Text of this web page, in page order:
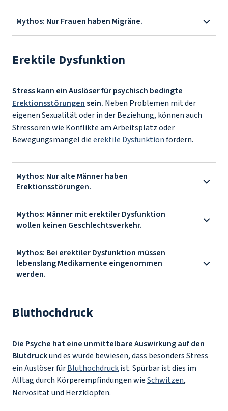
Mythos: Nur Frauen haben Migräne.
Erektile Dysfunktion
Stress kann ein Auslöser für psychisch bedingte
Erektionsstörungensein. Neben Problemen mit der
eigenen Sexualität oder in der Beziehung, können auch
Stressoren wie Konflikte am Arbeitsplatz oder
Bewegungsmangel dieerektile Dysfunktionfördern.
Mythos: Nur alte Männer haben
Erektionsstörungen.
Mythos: Männer mit erektiler Dysfunktion
wollen keinen Geschlechtsverkehr.
Mythos: Bei erektiler Dysfunktion müssen
lebenslang Medikamente eingenommen
werden.
Bluthochdruck
Die Psyche hat eine unmittelbare Auswirkung auf den
Blutdruckund es wurde bewiesen, dass besonders Stress
ein Auslöser fürBluthochdruckist. Spürbar ist dies im
Alltag durch Körperempfindungen wieSchwitzen,
Nervosität und Herzklopfen.